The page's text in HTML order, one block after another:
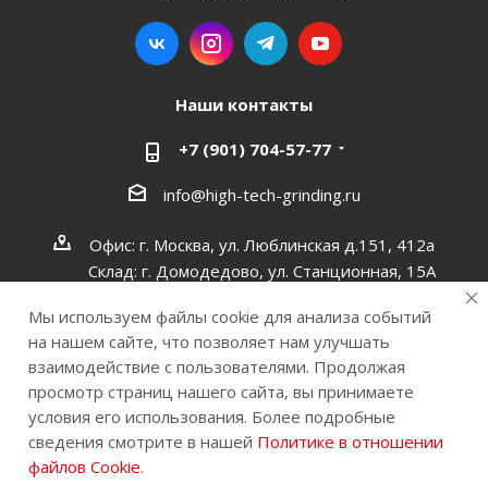
Наши контакты
+7 (901) 704-57-77
info@high-tech-grinding.ru
Офис: г. Москва, ул. Люблинская д.151, 412a
Склад: г. Домодедово, ул. Станционная, 15А
© 2011−2026, © ООО «ЕвроСпецПол». Все права
защищены.
Мы используем файлы cookie для анализа событий
на нашем сайте, что позволяет нам улучшать
взаимодействие с пользователями. Продолжая
просмотр страниц нашего сайта, вы принимаете
условия его использования. Более подробные
сведения смотрите в нашей Политике в отношении
файлов Cookie.